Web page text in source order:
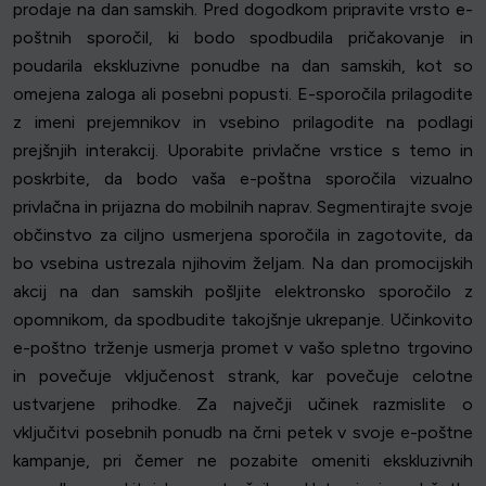
prodaje na dan samskih. Pred dogodkom pripravite vrsto e-
poštnih sporočil, ki bodo spodbudila pričakovanje in
poudarila ekskluzivne ponudbe na dan samskih, kot so
omejena zaloga ali posebni popusti. E-sporočila prilagodite
z imeni prejemnikov in vsebino prilagodite na podlagi
prejšnjih interakcij. Uporabite privlačne vrstice s temo in
poskrbite, da bodo vaša e-poštna sporočila vizualno
privlačna in prijazna do mobilnih naprav. Segmentirajte svoje
občinstvo za ciljno usmerjena sporočila in zagotovite, da
bo vsebina ustrezala njihovim željam. Na dan promocijskih
akcij na dan samskih pošljite elektronsko sporočilo z
opomnikom, da spodbudite takojšnje ukrepanje. Učinkovito
e-poštno trženje usmerja promet v vašo spletno trgovino
in povečuje vključenost strank, kar povečuje celotne
ustvarjene prihodke. Za največji učinek razmislite o
vključitvi posebnih ponudb na črni petek v svoje e-poštne
kampanje, pri čemer ne pozabite omeniti ekskluzivnih